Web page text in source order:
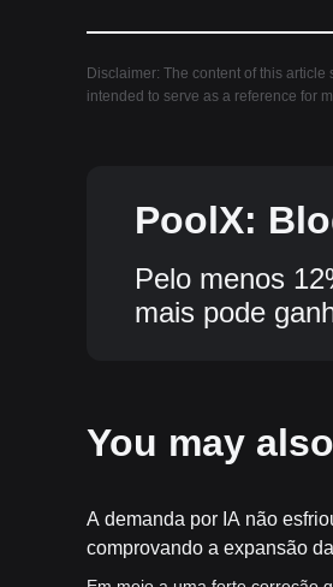
Disclaimer: The content of this
intended to serve as a reference for
PoolX:
Pelo menos
mais pode
You may
A demanda por IA não
comprovando a expansão
maduros